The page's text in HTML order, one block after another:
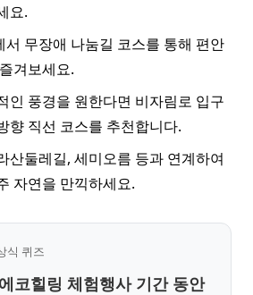
요.
서 무장애 나눔길 코스를 통해 편안
겨보세요.
인 풍경을 원한다면 비자림로 입구
향 직선 코스를 추천합니다.
산둘레길, 세미오름 등과 연계하여
자연을 만끽하세요.
식 퀴즈
코힐링 체험행사 기간 동안